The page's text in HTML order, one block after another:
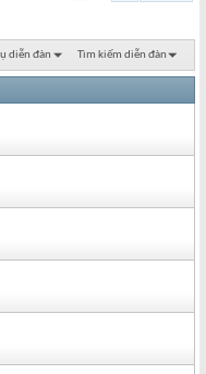
diễn đàn Tìm kiếm diễn đàn